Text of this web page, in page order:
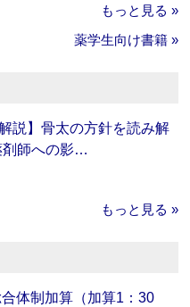
もっと見る »
薬学生向け書籍 »
説】骨太の方針を読み解
剤師への影…
もっと見る »
体制加算（加算1：30